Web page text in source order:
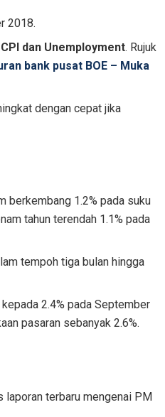
2018.
CPI dan Unemployment. Rujuk
bank pusat BOE – Muka
dengan cepat jika
berkembang 1.2% pada suku
tahun terendah 1.1% pada
tempoh tiga bulan hingga
2.4% pada September
pasaran sebanyak 2.6%.
terbaru mengenai PM